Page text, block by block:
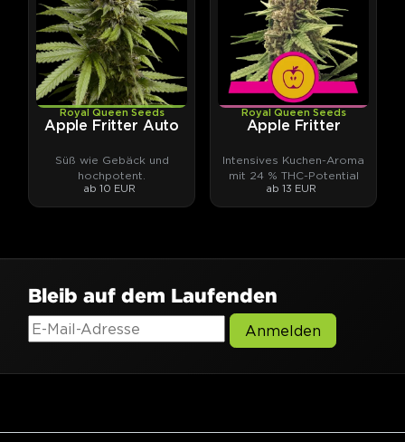
Royal Queen Seeds
Apple Fritter Auto
Süß wie Gebäck und
hochpotent.
ab 10 EUR
Royal Queen Seeds
Apple Fritter
Intensives Kuchen-Aroma
mit 24 % THC-Potential
ab 13 EUR
Bleib auf dem Laufenden
Anmelden